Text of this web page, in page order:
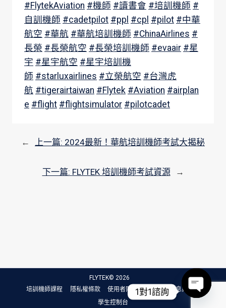
#FlytekAviation #機師 #讀書會 #培訓機師 #
自訓機師 #cadetpilot #ppl #cpl #pilot #中華
航空 #華航 #華航培訓機師 #ChinaAirlines #
長榮 #長榮航空 #長榮培訓機師 #evaair #星
宇 #星宇航空 #星宇培訓機
師 #starluxairlines #立榮航空 #台灣虎
航 #tigerairtaiwan #Flytek #Aviation #airplan
e #flight #flightsimulator #pilotcadet
← 上一篇: 2024最新！華航培訓機師考試大揭秘
下一篇: FLYTEK 培訓機師考試資源 →
FLYTEK© 2026
培訓機師課程
隱私權條款 使用者同意條款
最新消息與文章
學生控制台
1對1諮詢